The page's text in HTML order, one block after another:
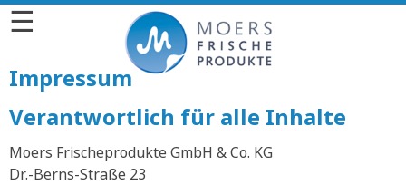
☰
Impressum
Verantwortlich für alle Inhalte
Moers Frischeprodukte GmbH & Co. KG
Dr.-Berns-Straße 23